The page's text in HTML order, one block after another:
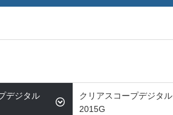
デジタル
クリアスコープデジタル
2015G